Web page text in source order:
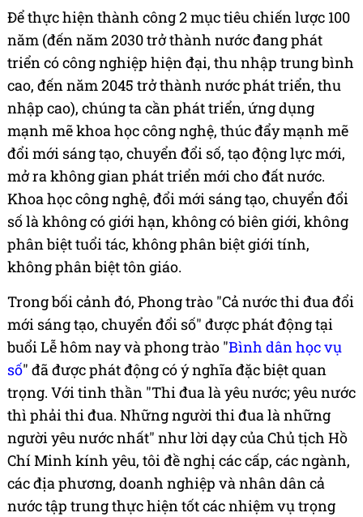
Để thực hiện thành công 2 mục tiêu chiến lược 100
năm (đến năm 2030 trở thành nước đang phát
triển có công nghiệp hiện đại, thu nhập trung bình
cao, đến năm 2045 trở thành nước phát triển, thu
nhập cao), chúng ta cần phát triển, ứng dụng
mạnh mẽ khoa học công nghệ, thúc đẩy mạnh mẽ
đổi mới sáng tạo, chuyển đổi số, tạo động lực mới,
mở ra không gian phát triển mới cho đất nước.
Khoa học công nghệ, đổi mới sáng tạo, chuyển đổi
số là không có giới hạn, không có biên giới, không
phân biệt tuổi tác, không phân biệt giới tính,
không phân biệt tôn giáo.
Trong bối cảnh đó, Phong trào "Cả nước thi đua đổi
mới sáng tạo, chuyển đổi số" được phát động tại
buổi Lễ hôm nay và phong trào "Bình dân học vụ
số" đã được phát động có ý nghĩa đặc biệt quan
trọng. Với tinh thần "Thi đua là yêu nước; yêu nước
thì phải thi đua. Những người thi đua là những
người yêu nước nhất" như lời dạy của Chủ tịch Hồ
Chí Minh kính yêu, tôi đề nghị các cấp, các ngành,
các địa phương, doanh nghiệp và nhân dân cả
nước tập trung thực hiện tốt các nhiệm vụ trọng